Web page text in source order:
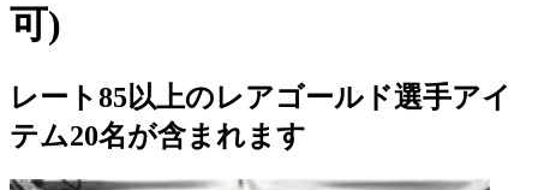
可)
レート85以上のレアゴールド選手アイ
テム20名が含まれます